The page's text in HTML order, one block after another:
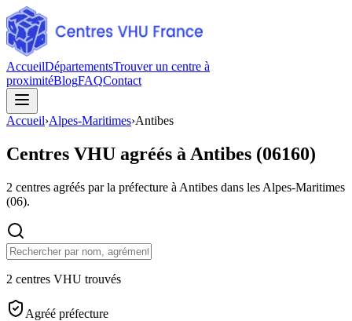
AccueilDépartementsTrouver un centre à
proximitéBlogFAQContact
Accueil›Alpes-Maritimes›Antibes
Centres VHU agréés à Antibes (06160)
2 centres agréés par la préfecture à Antibes dans les Alpes-Maritimes
(06).
2 centres VHU trouvés
Agréé préfecture